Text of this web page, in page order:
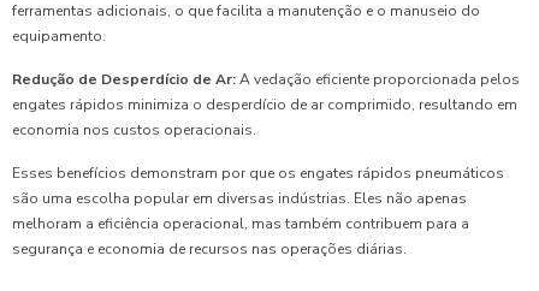
ferramentas adicionais, o que facilita a manutenção e o manuseio do
equipamento.
Redução de Desperdício de Ar:A vedação eficiente proporcionada pelos
engates rápidos minimiza o desperdício de ar comprimido, resultando em
economia nos custos operacionais.
Esses benefícios demonstram por que os engates rápidos pneumáticos
são uma escolha popular em diversas indústrias. Eles não apenas
melhoram a eficiência operacional, mas também contribuem para a
segurança e economia de recursos nas operações diárias.